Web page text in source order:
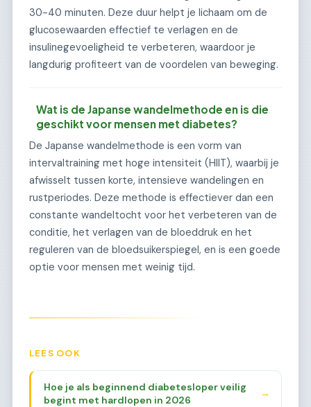
30-40 minuten. Deze duur helpt je lichaam om de
glucosewaarden effectief te verlagen en de
insulinegevoeligheid te verbeteren, waardoor je
langdurig profiteert van de voordelen van beweging.
Wat is de Japanse wandelmethode en is die
geschikt voor mensen met diabetes?
De Japanse wandelmethode is een vorm van
intervaltraining met hoge intensiteit (HIIT), waarbij je
afwisselt tussen korte, intensieve wandelingen en
rustperiodes. Deze methode is effectiever dan een
constante wandeltocht voor het verbeteren van de
conditie, het verlagen van de bloeddruk en het
reguleren van de bloedsuikerspiegel, en is een goede
optie voor mensen met weinig tijd.
LEES OOK
Hoe je als beginnend diabetesloper veilig
begint met hardlopen in 2026
→